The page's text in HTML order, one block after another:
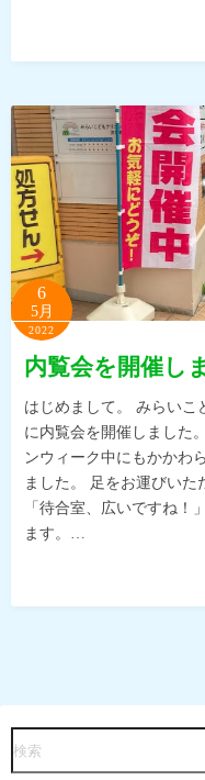
6
5月
2022
内覧会を開催し
はじめまして。 みらいこ
に内覧会を開催しました
ンウィーク中にもかかわ
ました。 足をお運びいた
「待合室、広いですね！
ます。…
検
索